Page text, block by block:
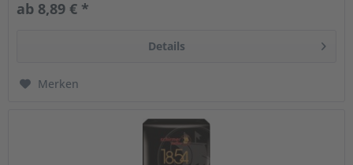
ab 8,89 € *
Details
Merken